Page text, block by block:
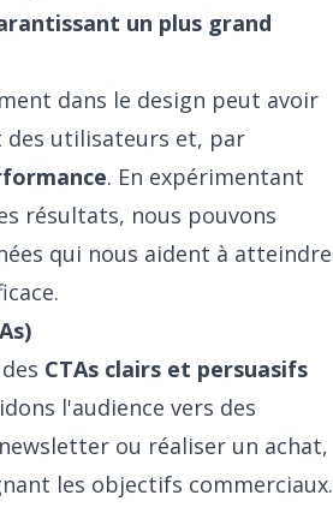
un plus grand
dans le design peut avoir
utilisateurs et, par
. En expérimentant
résultats, nous pouvons
qui nous aident à atteindre
CTAs clairs et persuasifs
l'audience vers des
ou réaliser un achat,
les objectifs commerciaux.